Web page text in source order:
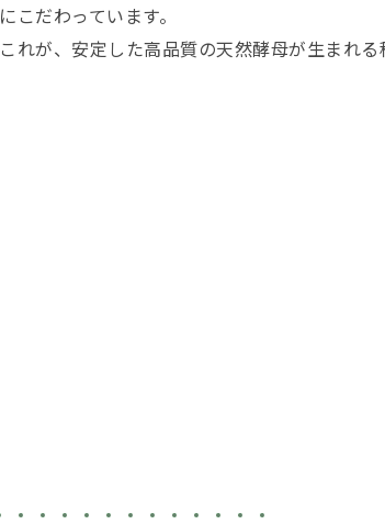
にこだわっています。
これが、安定した高品質の天然酵母が生まれる